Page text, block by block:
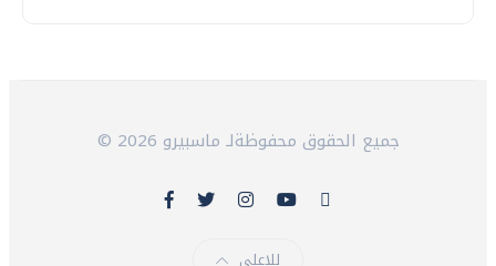
© 2026 جميع الحقوق محفوظةلـ ماسبيرو
للاعلى